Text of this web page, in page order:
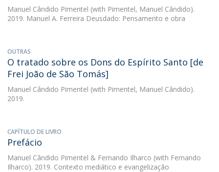
Manuel Cândido Pimentel (with Pimentel, Manuel Cândido).
2019. Manuel A. Ferreira Deusdado: Pensamento e obra
OUTRAS
O tratado sobre os Dons do Espírito Santo [de
Frei João de São Tomás]
Manuel Cândido Pimentel (with Pimentel, Manuel Cândido).
2019.
CAPÍTULO DE LIVRO
Prefácio
Manuel Cândido Pimentel & Fernando Ilharco (with Fernando
Ilharco). 2019. Contexto mediático e evangelização